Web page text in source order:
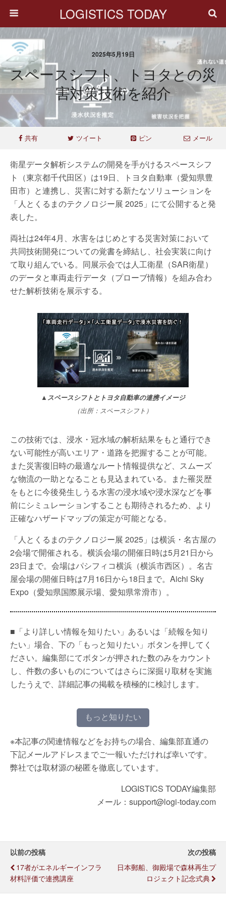
LOGISTICS TODAY
2025年5月19日
スペースシフト、トヨタとの災
害対策技術を紹介
共有 ツイート ピン メール
衛星データ解析システムの開発を手がけるスペースシフ
ト（東京都千代田区）は19日、トヨタ自動車（愛知県豊
田市）と連携し、災害に対する新たなソリューションを
「人とくるまのテクノロジー展 2025」にて公開すると発
表した。
両社は24年4月、水害をはじめとする災害対策において
共同技術開発についての覚書を締結し、社会実装に向け
て取り組んでいる。同展示会では人工衛星（SAR衛星）
のデータと車両走行データ（プローブ情報）を組み合わ
せた解析技術を展示する。
▲スペースシフトとトヨタ自動車の連携イメージ
（出所：スペースシフト）
この技術では、浸水・冠水域の解析結果をもと通行でき
ない可能性が高いエリア・道路を把握することが可能。
また災害復旧時の最適なルート情報提供など、スムーズ
な物流の一助となることも見込まれている。また罹災歴
をもとに今後発生しうる水害の浸水域や浸水深などを事
前にシミュレーションすることも期待されるため、より
正確なハザードマップの策定が可能となる。
「人とくるまのテクノロジー展 2025」は横浜・名古屋の
2会場で開催される。横浜会場の開催日時は5月21日から
23日まで。会場はパシフィコ横浜（横浜市西区）。名古
屋会場の開催日時は7月16日から18日まで。Aichi Sky
Expo（愛知県国際展示場、愛知県常滑市）。
■「より詳しい情報を知りたい」あるいは「続報を知り
たい」場合、下の「もっと知りたい」ボタンを押してく
ださい。編集部にてボタンが押された数のみをカウント
し、件数の多いものについてはさらに深掘り取材を実施
したうえで、詳細記事の掲載を積極的に検討します。
もっと知りたい
※本記事の関連情報などをお持ちの場合、編集部直通の
下記メールアドレスまでご一報いただければ幸いです。
弊社では取材源の秘匿を徹底しています。
LOGISTICS TODAY編集部
メール：support@logi-today.com
以前の投稿
17者がエネルギーインフラ
材料評価で連携講座
次の投稿
日本郵船、御殿場で森林再生プ
ロジェクト記念式典